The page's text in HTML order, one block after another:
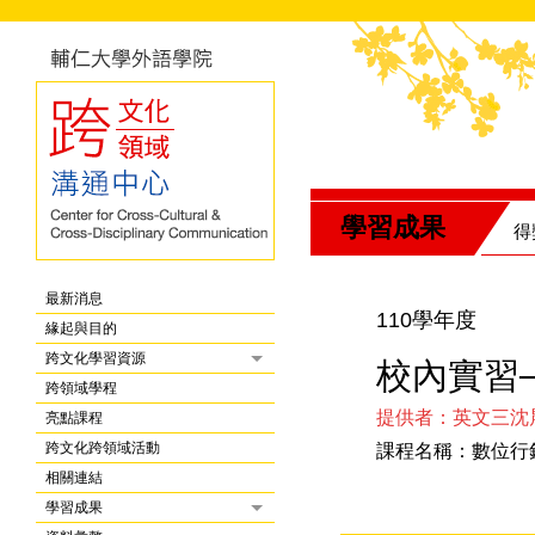
最新消息
緣起與目的
跨文化學習資源
跨領域學程
亮點課程
跨文化跨領域活動
相關連結
學習成果
學習成果 得
110學年度
校內實習
提供者：英文三
課程名稱：數位